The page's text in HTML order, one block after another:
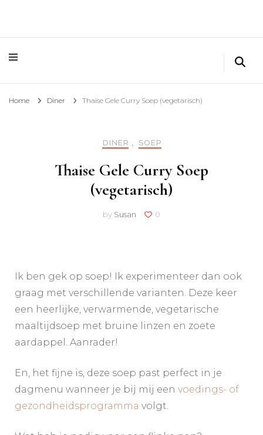
Home Diner Thaise Gele Curry Soep (vegetarisch)
DINER , SOEP
Thaise Gele Curry Soep
(vegetarisch)
by Susan 0
Ik ben gek op soep! Ik experimenteer dan ook
graag met verschillende varianten. Deze keer
een heerlijke, verwarmende, vegetarische
maaltijdsoep met bruine linzen en zoete
aardappel. Aanrader!
En, het fijne is, deze soep past perfect in je
dagmenu wanneer je bij mij een voedings- of
gezondheidsprogramma volgt.